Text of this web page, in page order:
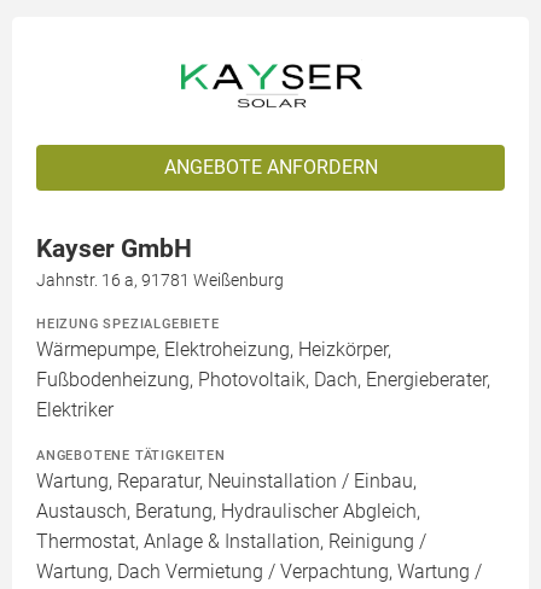
ANGEBOTE ANFORDERN
Kayser GmbH
Jahnstr. 16 a, 91781 Weißenburg
HEIZUNG SPEZIALGEBIETE
Wärmepumpe, Elektroheizung, Heizkörper,
Fußbodenheizung, Photovoltaik, Dach, Energieberater,
Elektriker
ANGEBOTENE TÄTIGKEITEN
Wartung, Reparatur, Neuinstallation / Einbau,
Austausch, Beratung, Hydraulischer Abgleich,
Thermostat, Anlage & Installation, Reinigung /
Wartung, Dach Vermietung / Verpachtung, Wartung /